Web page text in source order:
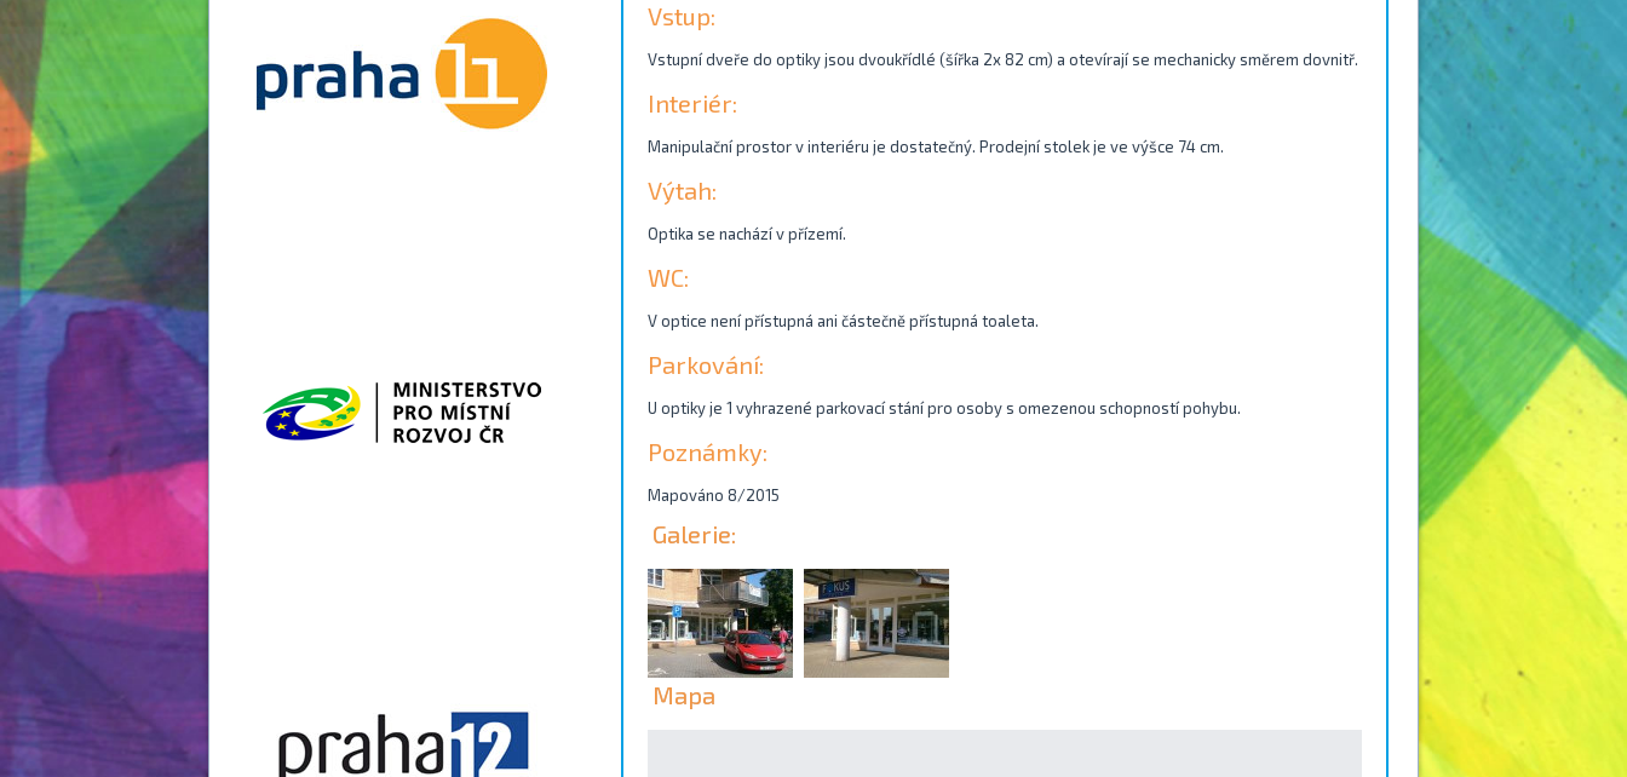
Vstup:
Vstupní dveře do optiky jsou dvoukřídlé (šířka 2x 82 cm) a otevírají se mechanicky směrem dovnitř.
Interiér:
Manipulační prostor v interiéru je dostatečný. Prodejní stolek je ve výšce 74 cm.
Výtah:
Optika se nachází v přízemí.
WC:
V optice není přístupná ani částečně přístupná toaleta.
Parkování:
U optiky je 1 vyhrazené parkovací stání pro osoby s omezenou schopností pohybu.
Poznámky:
Mapováno 8/2015
Galerie:
Mapa